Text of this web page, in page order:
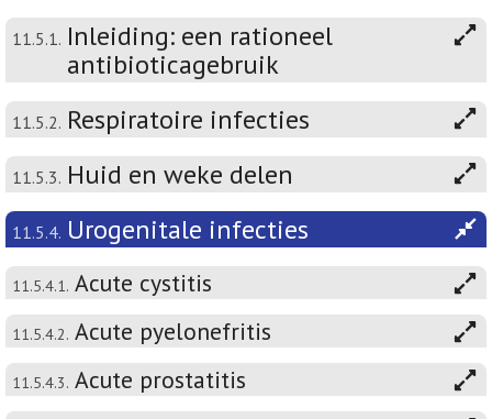
11.5.1. Inleiding: een rationeel
antibioticagebruik
11.5.2. Respiratoire infecties
11.5.3. Huid en weke delen
11.5.4. Urogenitale infecties
11.5.4.1. Acute cystitis
11.5.4.2. Acute pyelonefritis
11.5.4.3. Acute prostatitis